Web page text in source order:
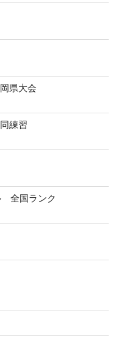
県大会
練習
全国ランク